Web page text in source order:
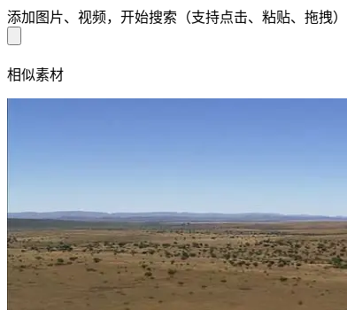
添加图片、视频，开始搜索 （支持点击、粘贴、拖拽）
相似素材